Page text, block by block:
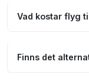
Vad kostar flyg
Finns det